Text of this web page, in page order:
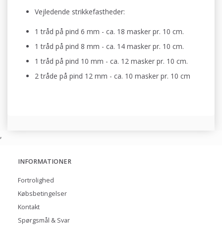
Vejledende strikkefastheder:
1 tråd på pind 6 mm - ca. 18 masker pr. 10 cm.
1 tråd på pind 8 mm - ca. 14 masker pr. 10 cm.
1 tråd på pind 10 mm - ca. 12 masker pr. 10 cm.
2 tråde på pind 12 mm - ca. 10 masker pr. 10 cm
,
INFORMATIONER
Fortrolighed
Købsbetingelser
Kontakt
Spørgsmål & Svar